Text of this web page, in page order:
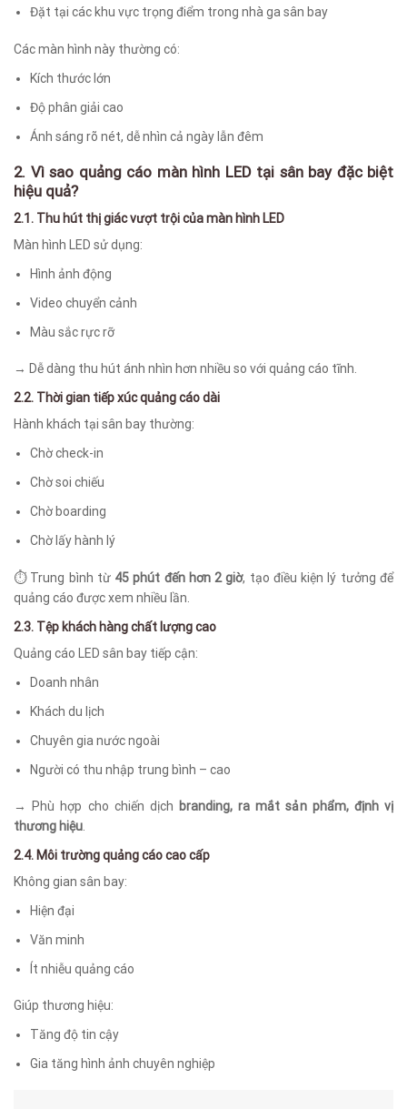
Đặt tại các khu vực trọng điểm trong nhà ga sân bay
Các màn hình này thường có:
Kích thước lớn
Độ phân giải cao
Ánh sáng rõ nét, dễ nhìn cả ngày lẫn đêm
2. Vì sao quảng cáo màn hình LED tại sân bay đặc biệt
hiệu quả?
2.1. Thu hút thị giác vượt trội của màn hình LED
Màn hình LED sử dụng:
Hình ảnh động
Video chuyển cảnh
Màu sắc rực rỡ
→ Dễ dàng thu hút ánh nhìn hơn nhiều so với quảng cáo tĩnh.
2.2. Thời gian tiếp xúc quảng cáo dài
Hành khách tại sân bay thường:
Chờ check-in
Chờ soi chiếu
Chờ boarding
Chờ lấy hành lý
⏱️ Trung bình từ 45 phút đến hơn 2 giờ, tạo điều kiện lý tưởng để
quảng cáo được xem nhiều lần.
2.3. Tệp khách hàng chất lượng cao
Quảng cáo LED sân bay tiếp cận:
Doanh nhân
Khách du lịch
Chuyên gia nước ngoài
Người có thu nhập trung bình – cao
→ Phù hợp cho chiến dịch branding, ra mắt sản phẩm, định vị
thương hiệu
2.4. Môi trường quảng cáo cao cấp
Không gian sân bay:
Hiện đại
Văn minh
Ít nhiễu quảng cáo
Giúp thương hiệu:
Tăng độ tin cậy
Gia tăng hình ảnh chuyên nghiệp